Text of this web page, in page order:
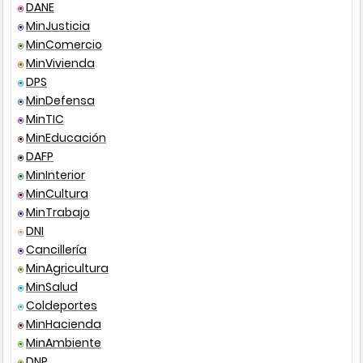
Correo electrónico
Correo certificado
Presencial
Ley
Decreto único
reglamentario
DANE
MinJusticia
MinComercio
MinVivienda
DPS
MinDefensa
MinTIC
MinEducación
DAFP
MinInterior
MinCultura
MinTrabajo
DNI
Cancillería
MinAgricultura
MinSalud
Coldeportes
MinHacienda
MinAmbiente